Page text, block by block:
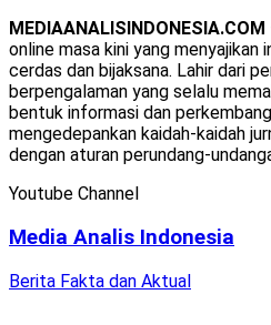
MEDIAANALISINDONESIA.COM
online masa kini yang
cerdas dan bijaksana. Lahir dari
berpengalaman yang selalu
bentuk informasi dan
mengedepankan kaidah-kaidah
dengan aturan perundang-
Youtube Channel
Media Analis Indonesia
Berita Fakta dan Aktual